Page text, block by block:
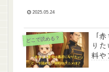
2025.05.24
どこで読める？
「
り
料や